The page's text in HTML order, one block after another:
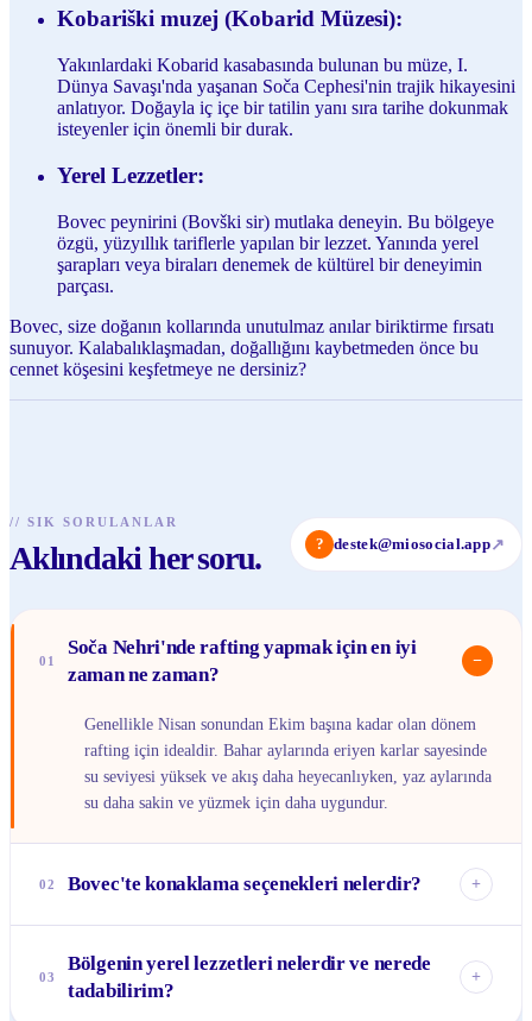
Kobariški muzej (Kobarid Müzesi):
Yakınlardaki Kobarid kasabasında bulunan bu müze, I.
Dünya Savaşı'nda yaşanan Soča Cephesi'nin trajik hikayesini
anlatıyor. Doğayla iç içe bir tatilin yanı sıra tarihe dokunmak
isteyenler için önemli bir durak.
Yerel Lezzetler:
Bovec peynirini (Bovški sir) mutlaka deneyin. Bu bölgeye
özgü, yüzyıllık tariflerle yapılan bir lezzet. Yanında yerel
şarapları veya biraları denemek de kültürel bir deneyimin
parçası.
Bovec, size doğanın kollarında unutulmaz anılar biriktirme fırsatı
sunuyor. Kalabalıklaşmadan, doğallığını kaybetmeden önce bu
cennet köşesini keşfetmeye ne dersiniz?
// SIK SORULANLAR
Aklındaki her soru. ? destek@miosocial.app↗
01
Soča Nehri'nde rafting yapmak için en iyi
zaman ne zaman?
−
Genellikle Nisan sonundan Ekim başına kadar olan dönem
rafting için idealdir. Bahar aylarında eriyen karlar sayesinde
su seviyesi yüksek ve akış daha heyecanlıyken, yaz aylarında
su daha sakin ve yüzmek için daha uygundur.
02 Bovec'te konaklama seçenekleri nelerdir? +
dağ evlerine kadar çeşitli konaklama seçenekleri mevcut.
Özellikle yaz aylarında ve kış sezonunda yer bulmak
03
Bölgenin yerel lezzetleri nelerdir ve nerede
tadabilirim?
+